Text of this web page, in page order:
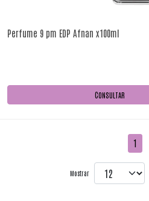
Perfume 9 pm EDP Afnan x100ml
CONSULTAR
1
Mostrar